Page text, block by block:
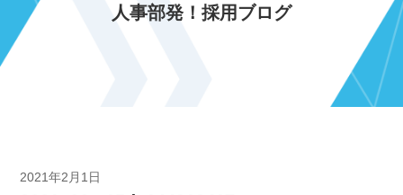
人事部発！採用ブログ
2021年2月1日